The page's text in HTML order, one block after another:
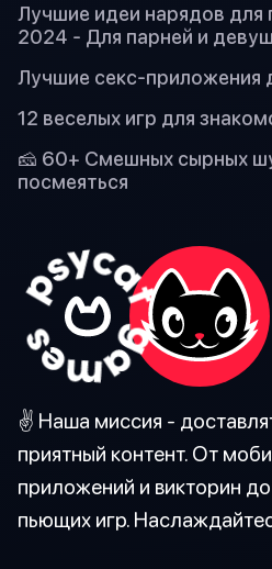
Лучшие идеи нарядов для
2024 - Для парней и
Лучшие секс-приложения
12 веселых игр для
🧀 60+ Смешных сырных
посмеяться
✌️ Наша миссия -
приятный контент. От
приложений и викторин
пьющих игр.